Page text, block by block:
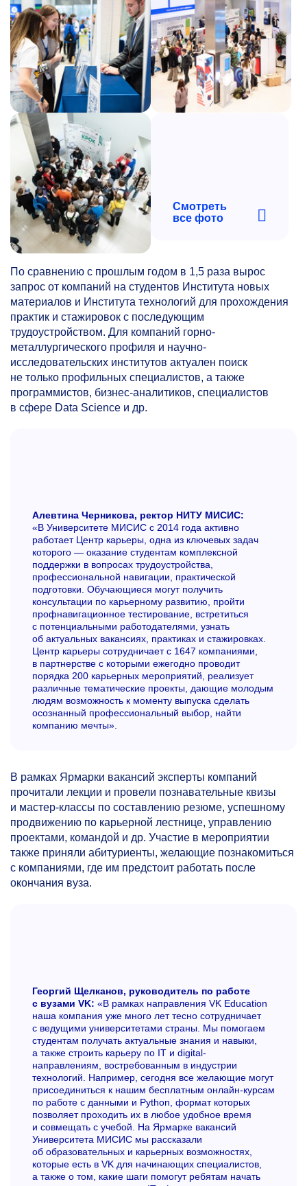
Смотреть
все фото
По сравнению с прошлым годом в 1,5 раза вырос
запрос от компаний на студентов Института новых
материалов и Института технологий для прохождения
практик и стажировок с последующим
трудоустройством. Для компаний горно-
металлургического профиля и научно-
исследовательских институтов актуален поиск
не только профильных специалистов, а также
программистов, бизнес-аналитиков, специалистов
в сфере Data Science и др.
Алевтина Черникова, ректор НИТУ МИСИС:
«В Университете МИСИС с 2014 года активно
работает Центр карьеры, одна из ключевых задач
которого — оказание студентам комплексной
поддержки в вопросах трудоустройства,
профессиональной навигации, практической
подготовки. Обучающиеся могут получить
консультации по карьерному развитию, пройти
профнавигационное тестирование, встретиться
с потенциальными работодателями, узнать
об актуальных вакансиях, практиках и стажировках.
Центр карьеры сотрудничает с 1647 компаниями,
в партнерстве с которыми ежегодно проводит
порядка 200 карьерных мероприятий, реализует
различные тематические проекты, дающие молодым
людям возможность к моменту выпуска сделать
осознанный профессиональный выбор, найти
компанию мечты».
В рамках Ярмарки вакансий эксперты компаний
прочитали лекции и провели познавательные квизы
и мастер-классы по составлению резюме, успешному
продвижению по карьерной лестнице, управлению
проектами, командой и др. Участие в мероприятии
также приняли абитуриенты, желающие познакомиться
с компаниями, где им предстоит работать после
окончания вуза.
Георгий Щелканов, руководитель по работе
с вузами VK: «В рамках направления VK Education
наша компания уже много лет тесно сотрудничает
с ведущими университетами страны. Мы помогаем
студентам получать актуальные знания и навыки,
а также строить карьеру по IT и digital-
направлениям, востребованным в индустрии
технологий. Например, сегодня все желающие могут
присоединиться к нашим бесплатным онлайн-курсам
по работе с данными и Python, формат которых
позволяет проходить их в любое удобное время
и совмещать с учебой. На Ярмарке вакансий
Университета МИСИС мы рассказали
об образовательных и карьерных возможностях,
которые есть в VK для начинающих специалистов,
а также о том, какие шаги помогут ребятам начать